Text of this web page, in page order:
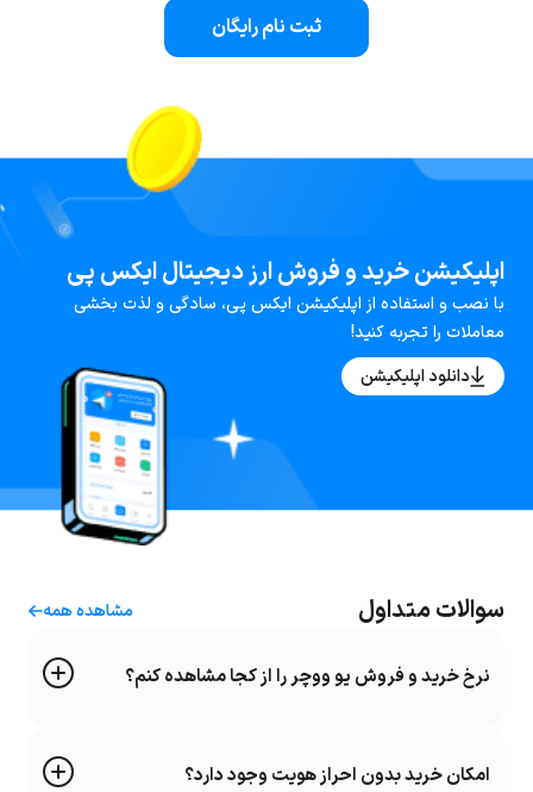
ثبت نام رایگان
اپلیکیشن خرید و فروش ارز دیجیتال ایکس پی
با نصب و استفاده از اپلیکیشن ایکس پی، سادگی و لذت بخشی
معاملات را تجربه کنید!
دانلود اپلیکیشن
سوالات متداول مشاهده همه
نرخ خرید و فروش یو ووچر را از کجا مشاهده کنم؟
امکان خرید بدون احراز هویت وجود دارد؟